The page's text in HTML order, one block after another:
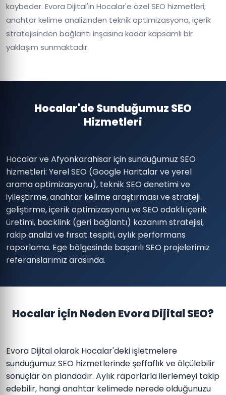
kaybeder. Evora Dijital'in Hocalar'e özel SEO hizmetleri;
anahtar kelime analizinden teknik optimizasyona, içerik
stratejisinden bağlantı inşasına kadar kapsamlı bir
yaklaşım sunmaktadır.
Hocalar'de Sunduğumuz SEO
Hizmetleri
Hocalar ve Afyonkarahisar için sunduğumuz SEO
hizmetleri: Yerel SEO (Google Haritalar ve yerel
arama optimizasyonu), teknik SEO denetimi ve
iyileştirme, anahtar kelime araştırması ve strateji
geliştirme, içerik optimizasyonu ve SEO odaklı içerik
üretimi, backlink (geri bağlantı) kazanım stratejisi,
rakip analizi ve fırsat tespiti, aylık performans
raporlama. Ege bölgesinde başarılı SEO projelerimiz
referanslarımız arasında.
Hocalar İçin Neden Evora Dijital SEO?
Evora Dijital olarak Hocalar'deki işletmelere
sunduğumuz SEO hizmetlerinde şeffaflık ve ölçülebilir
sonuçlar ön plandadır. Aylık raporlarla ilerlemeyi takip
edebilir, hangi anahtar kelimede nerede olduğunuzu